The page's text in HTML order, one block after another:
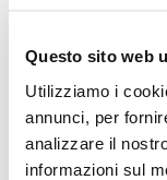
Questo sito web
Utilizziamo i
annunci, per
analizzare il
informazioni sul